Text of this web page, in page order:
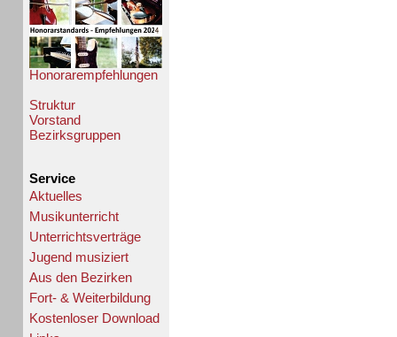
Honorarempfehlungen
Struktur
Vorstand
Bezirksgruppen
Service
Aktuelles
Musikunterricht
Unterrichtsverträge
Jugend musiziert
Aus den Bezirken
Fort- & Weiterbildung
Kostenloser Download